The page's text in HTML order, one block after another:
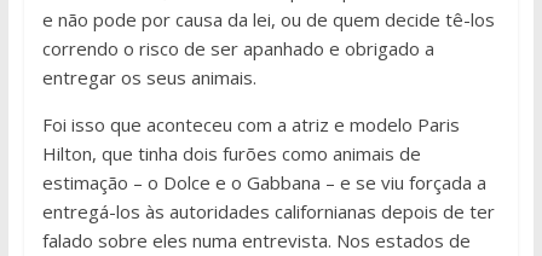
e não pode por causa da lei, ou de quem decide tê-los
correndo o risco de ser apanhado e obrigado a
entregar os seus animais.
Foi isso que aconteceu com a atriz e modelo Paris
Hilton, que tinha dois furões como animais de
estimação – o Dolce e o Gabbana – e se viu forçada a
entregá-los às autoridades californianas depois de ter
falado sobre eles numa entrevista. Nos estados de